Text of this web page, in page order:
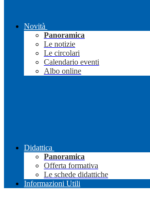
Novità
Panoramica
Le notizie
Le circolari
Calendario eventi
Albo online
Didattica
Panoramica
Offerta formativa
Le schede didattiche
Informazioni Utili